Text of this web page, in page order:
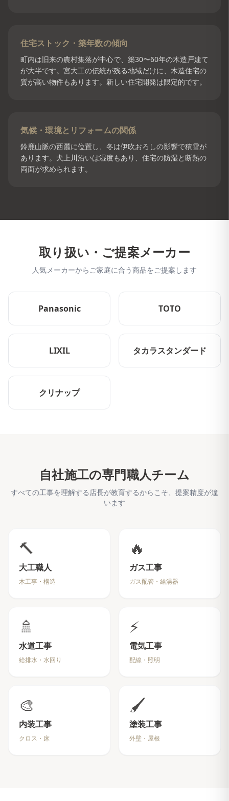
住宅ストック・築年数の傾向
町内は旧来の農村集落が中心で、築30〜60年の木造戸建て
が大半です。宮大工の伝統が残る地域だけに、木造住宅の
質が高い物件もあります。新しい住宅開発は限定的です。
気候・環境とリフォームの関係
鈴鹿山脈の西麓に位置し、冬は伊吹おろしの影響で積雪が
あります。犬上川沿いは湿度もあり、住宅の防湿と断熱の
両面が求められます。
取り扱い・ご提案メーカー
人気メーカーからご家庭に合う商品をご提案します
Panasonic TOTO
LIXIL タカラスタンダード
クリナップ
自社施工の専門職人チーム
すべての工事を理解する店長が教育するからこそ、提案精度が違
います
🔨
大工職人
木工事・構造
🔥
ガス工事
ガス配管・給湯器
🚿
水道工事
給排水・水回り
⚡
電気工事
配線・照明
🎨
内装工事
クロス・床
🖌️
塗装工事
外壁・屋根